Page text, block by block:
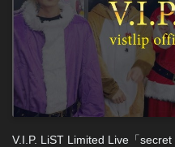
V.I.P. LiST Limited Live「